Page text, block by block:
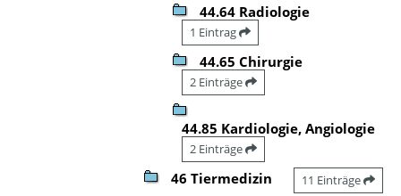
44.64 Radiologie
1 Eintrag
44.65 Chirurgie
2 Einträge
44.85 Kardiologie, Angiologie
2 Einträge
46 Tiermedizin 11 Einträge